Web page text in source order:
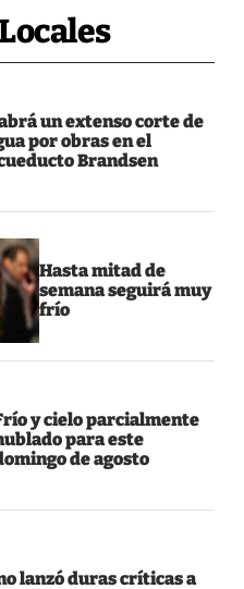
un extenso corte de
por obras en el
Brandsen
Hasta mitad de
semana seguirá muy
frío
y cielo parcialmente
para este
de agosto
lanzó duras críticas a